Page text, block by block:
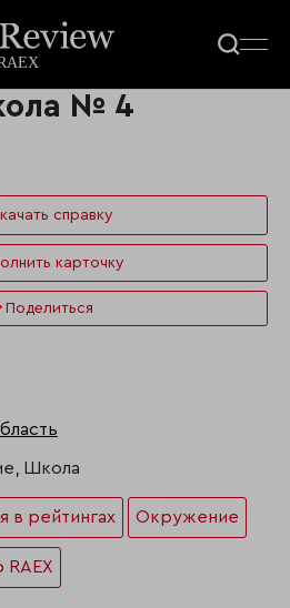
№ 4
справку
карточку
Поделиться
Школа
в рейтингах Окружение
RAEX